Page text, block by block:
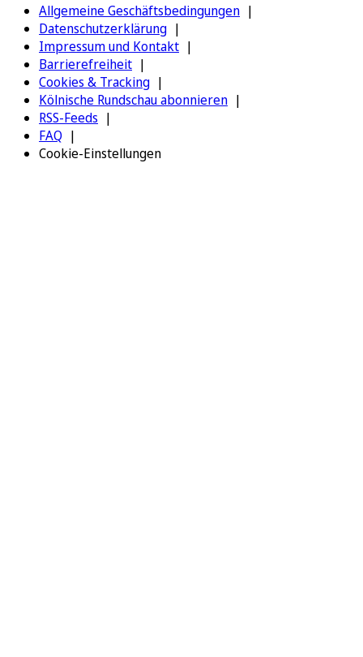
Allgemeine Geschäftsbedingungen
Datenschutzerklärung
Impressum und Kontakt
Barrierefreiheit
Cookies & Tracking
Kölnische Rundschau abonnieren
RSS-Feeds
FAQ
Cookie-Einstellungen